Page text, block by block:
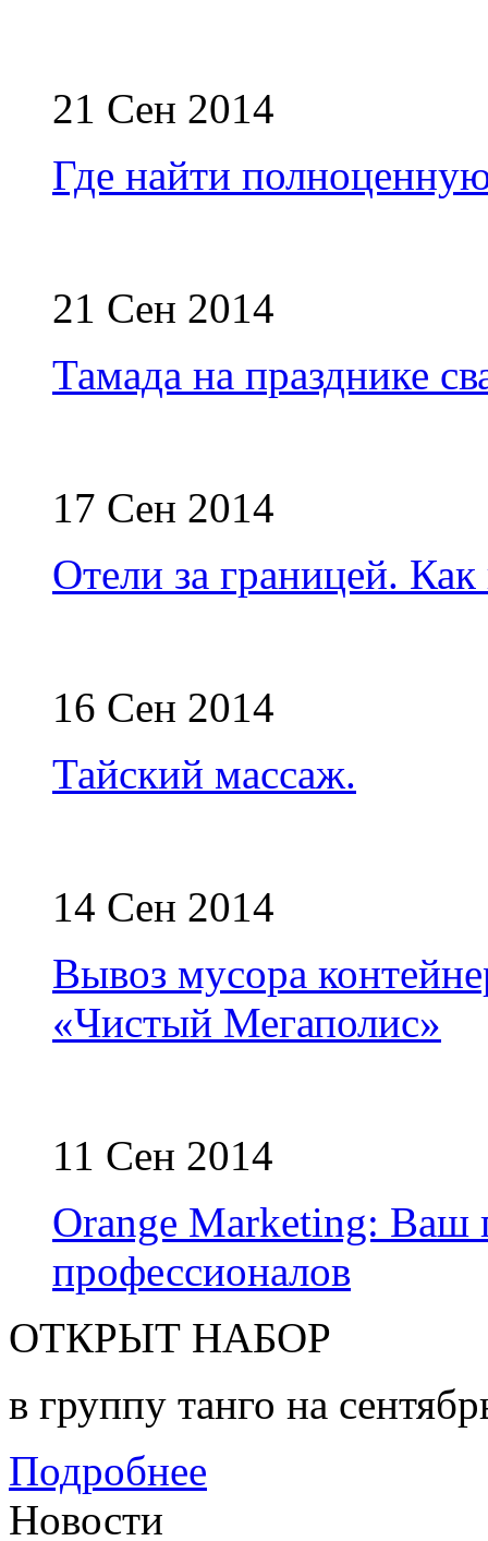
21 Сен 2014
Где найти
21 Сен 2014
Тамада на празднике
17 Сен 2014
Отели за границей. Как
16 Сен 2014
Тайский массаж.
14 Сен 2014
Вывоз мусора
«Чистый Мегаполис»
11 Сен 2014
Orange Marketing: Ваш
профессионалов
ОТКРЫТ НАБОР
в группу танго на
Подробнее
Новости